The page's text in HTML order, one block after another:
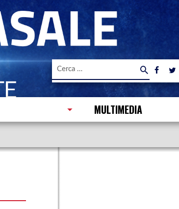
Ricerca
MULTIMEDIA